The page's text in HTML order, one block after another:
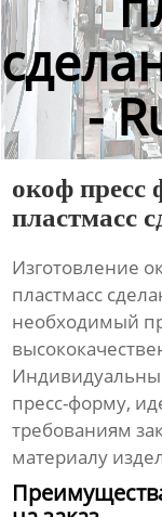
-
окоф пресс
пластмасс
Изготовление
пластмасс
необходимый
пресс-форму,
требованиям
материалу